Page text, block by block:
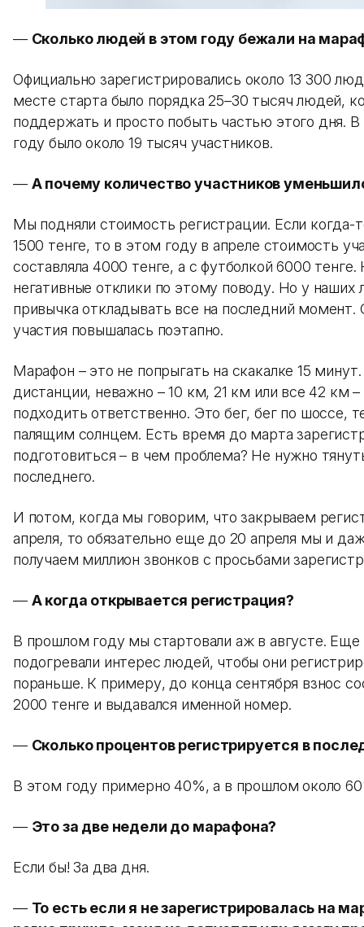
— Сколько людей в этом году бежали на
Официально зарегистрировались около 13 300
месте старта было порядка 25–30 тысяч людей,
поддержать и просто побыть частью этого дня.
году было около 19 тысяч участников.
— А почему количество участников
Мы подняли стоимость регистрации. Если когда-
1500 тенге, то в этом году в апреле стоимость
составляла 4000 тенге, а с футболкой 6000 тенге.
негативные отклики по этому поводу. Но у наших
привычка откладывать все на последний момент.
участия повышалась поэтапно.
Марафон – это не попрыгать на скакалке 15
дистанции, неважно – 10 км, 21 км или все 42 км
подходить ответственно. Это бег, бег по шоссе,
палящим солнцем. Есть время до марта
подготовиться – в чем проблема? Не нужно
последнего.
И потом, когда мы говорим, что закрываем
апреля, то обязательно еще до 20 апреля мы и
получаем миллион звонков с просьбами
— А когда открывается регистрация?
В прошлом году мы стартовали аж в августе. Еще
подогревали интерес людей, чтобы они
пораньше. К примеру, до конца сентября взнос
2000 тенге и выдавался именной номер.
— Сколько процентов регистрируется в
В этом году примерно 40%, а в прошлом около
— Это за две недели до марафона?
Если бы! За два дня.
— То есть если я не зарегистрировалась на